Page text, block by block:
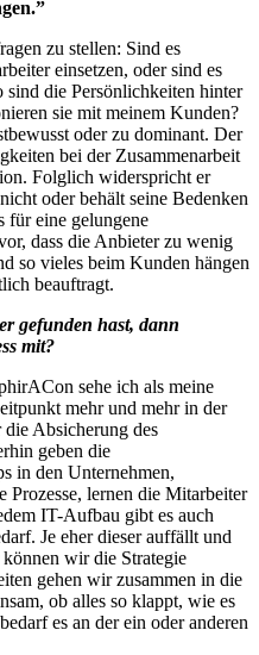
zu stellen: Sind es
einsetzen, oder sind es
sind die Persönlichkeiten hinter
sie mit meinem Kunden?
oder zu dominant. Der
bei der Zusammenarbeit
Folglich widerspricht er
oder behält seine Bedenken
für eine gelungene
dass die Anbieter zu wenig
so vieles beim Kunden hängen
beauftragt.
gefunden hast, dann
mit?
sehe ich als meine
mehr und mehr in der
Absicherung des
geben die
in den Unternehmen,
Prozesse, lernen die Mitarbeiter
IT-Aufbau gibt es auch
Je eher dieser auffällt und
wir die Strategie
gehen wir zusammen in die
ob alles so klappt, wie es
es an der ein oder anderen